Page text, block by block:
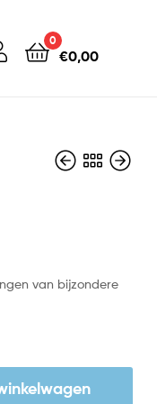
0
€0,00
van bijzondere